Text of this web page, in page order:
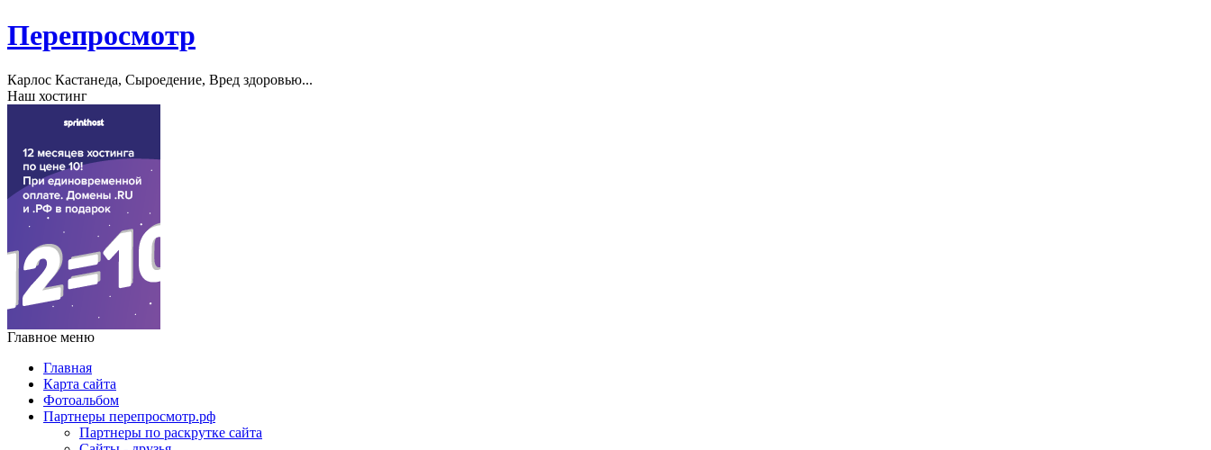
Перепросмотр
Карлос Кастанеда, Сыроедение, Вред здоровью...
Наш хостинг
Главное меню
Главная
Карта сайта
Фотоальбом
Партнеры перепросмотр.рф
Партнеры по раскрутке сайта